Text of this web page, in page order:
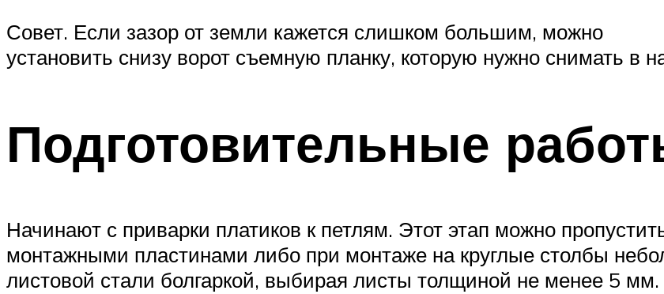
Совет. Если зазор от земли кажется слишком большим, можно
установить снизу ворот съемную планку, которую нужно снимать в
Подготовительные
Начинают с приварки платиков к петлям. Этот этап можно
монтажными пластинами либо при монтаже на круглые столбы
листовой стали болгаркой, выбирая листы толщиной не менее 5 мм.